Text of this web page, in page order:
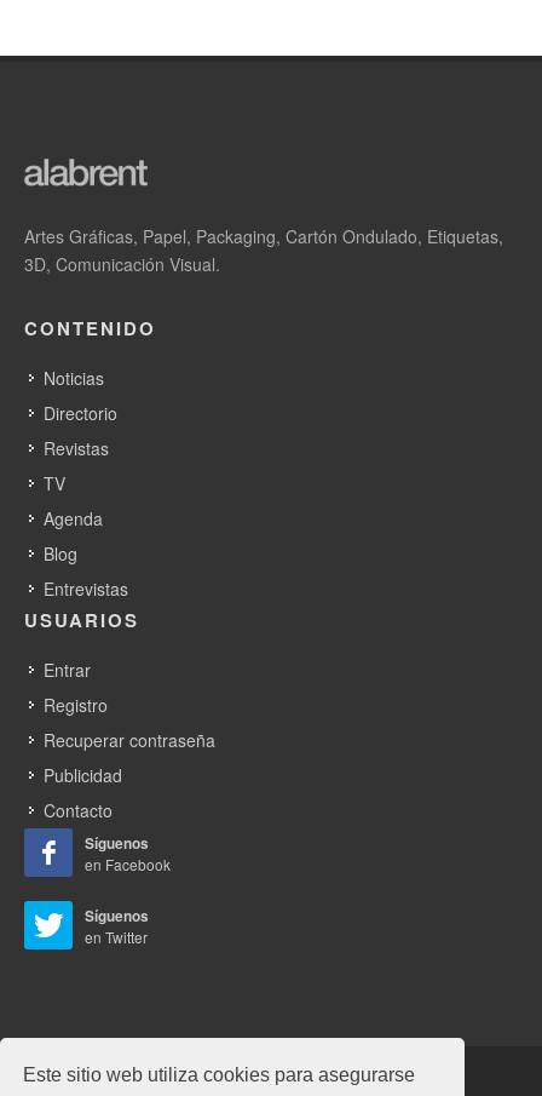
Este sitio web utiliza cookies para asegurarse
Artes Gráficas, Papel, Packaging, Cartón Ondulado, Etiquetas,
3D, Comunicación Visual.
CONTENIDO
Noticias
Directorio
Revistas
TV
Agenda
Blog
Entrevistas
USUARIOS
Entrar
Registro
Recuperar contraseña
Publicidad
Contacto
Síguenos
en Facebook
Síguenos
en Twitter